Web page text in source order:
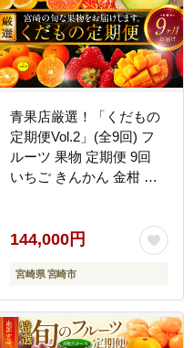
青果店厳選！「くだもの
定期便Vol.2」(全9回) フ
ルーツ 果物 定期便 9回
いちご きんかん 金柑 た
津之輝 柑橘 柑橘類 青果
物 青果 グルメ お取り寄
せ ギフト
144,000円
宮崎県 宮崎市